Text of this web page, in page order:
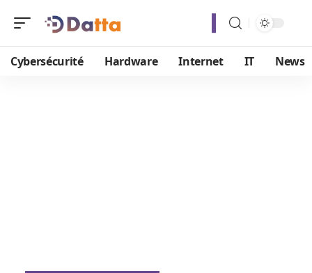
Cybersécurité Hardware Internet IT News